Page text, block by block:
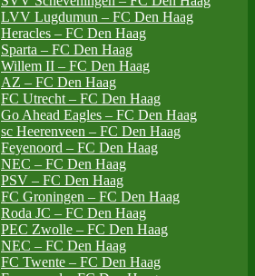
LVV Lugdumun – FC Den Haag
Heracles – FC Den Haag
Sparta – FC Den Haag
Willem II – FC Den Haag
AZ – FC Den Haag
FC Utrecht – FC Den Haag
Go Ahead Eagles – FC Den Haag
sc Heerenveen – FC Den Haag
Feyenoord – FC Den Haag
NEC – FC Den Haag
PSV – FC Den Haag
FC Groningen – FC Den Haag
Roda JC – FC Den Haag
PEC Zwolle – FC Den Haag
NEC – FC Den Haag
FC Twente – FC Den Haag